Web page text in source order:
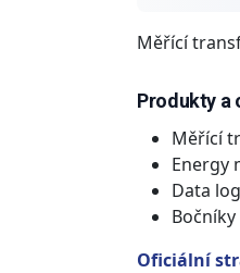
Měřící
Produkty a
Měřící
Energy
Data
Bočníky
Oficiální